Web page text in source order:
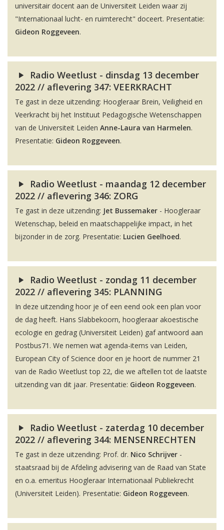
universitair docent aan de Universiteit Leiden waar zij
"Internationaal lucht- en ruimterecht" doceert. Presentatie:
Gideon Roggeveen.
Radio Weetlust - dinsdag 13 december
2022 // aflevering 347: VEERKRACHT
Te gast in deze uitzending: Hoogleraar Brein, Veiligheid en
Veerkracht bij het Instituut Pedagogische Wetenschappen
van de Universiteit Leiden Anne-Laura van Harmelen.
Presentatie: Gideon Roggeveen.
Radio Weetlust - maandag 12 december
2022 // aflevering 346: ZORG
Te gast in deze uitzending: Jet Bussemaker - Hoogleraar
Wetenschap, beleid en maatschappelijke impact, in het
bijzonder in de zorg. Presentatie: Lucien Geelhoed.
Radio Weetlust - zondag 11 december
2022 // aflevering 345: PLANNING
In deze uitzending hoor je of een eend ook een plan voor
de dag heeft. Hans Slabbekoorn, hoogleraar akoestische
ecologie en gedrag (Universiteit Leiden) gaf antwoord aan
Postbus71. We nemen wat agenda-items van Leiden,
European City of Science door en je hoort de nummer 21
van de Radio Weetlust top 22, die we aftellen tot de laatste
uitzending van dit jaar. Presentatie: Gideon Roggeveen.
Radio Weetlust - zaterdag 10 december
2022 // aflevering 344: MENSENRECHTEN
Te gast in deze uitzending: Prof. dr. Nico Schrijver -
staatsraad bij de Afdeling advisering van de Raad van State
en o.a. emeritus Hoogleraar Internationaal Publiekrecht
(Universiteit Leiden). Presentatie: Gideon Roggeveen.